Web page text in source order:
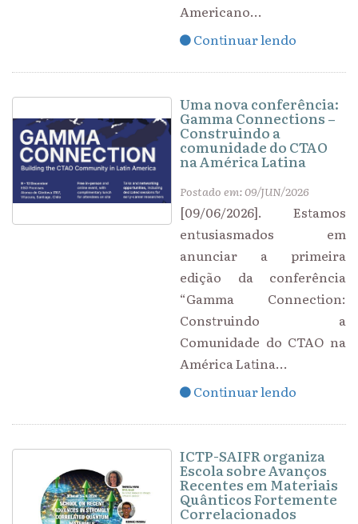
Americano...
Continuar lendo
Uma nova conferência:
Gamma Connections –
Construindo a
comunidade do CTAO
na América Latina
Postado em: 09/JUN/2026
[09/06/2026]. Estamos
entusiasmados em
anunciar a primeira
edição da conferência
“Gamma Connection:
Construindo a
Comunidade do CTAO na
América Latina...
Continuar lendo
ICTP-SAIFR organiza
Escola sobre Avanços
Recentes em Materiais
Quânticos Fortemente
Correlacionados